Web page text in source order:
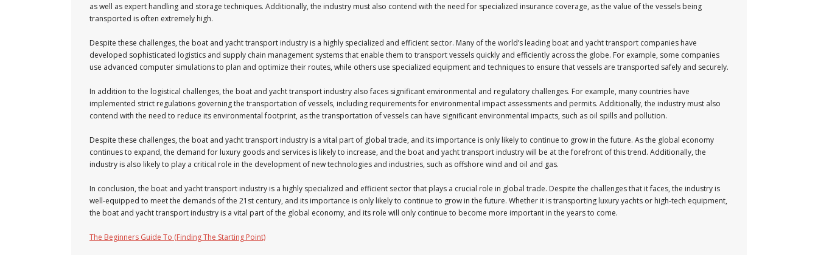
as well as expert handling and storage techniques. Additionally, the industry must also contend with the need for specialized insurance coverage, as the value of the vessels being
transported is often extremely high.
Despite these challenges, the boat and yacht transport industry is a highly specialized and efficient sector. Many of the world’s leading boat and yacht transport companies have
developed sophisticated logistics and supply chain management systems that enable them to transport vessels quickly and efficiently across the globe. For example, some companies
use advanced computer simulations to plan and optimize their routes, while others use specialized equipment and techniques to ensure that vessels are transported safely and securely.
In addition to the logistical challenges, the boat and yacht transport industry also faces significant environmental and regulatory challenges. For example, many countries have
implemented strict regulations governing the transportation of vessels, including requirements for environmental impact assessments and permits. Additionally, the industry must also
contend with the need to reduce its environmental footprint, as the transportation of vessels can have significant environmental impacts, such as oil spills and pollution.
Despite these challenges, the boat and yacht transport industry is a vital part of global trade, and its importance is only likely to continue to grow in the future. As the global economy
continues to expand, the demand for luxury goods and services is likely to increase, and the boat and yacht transport industry will be at the forefront of this trend. Additionally, the
industry is also likely to play a critical role in the development of new technologies and industries, such as offshore wind and oil and gas.
In conclusion, the boat and yacht transport industry is a highly specialized and efficient sector that plays a crucial role in global trade. Despite the challenges that it faces, the industry is
well-equipped to meet the demands of the 21st century, and its importance is only likely to continue to grow in the future. Whether it is transporting luxury yachts or high-tech equipment,
the boat and yacht transport industry is a vital part of the global economy, and its role will only continue to become more important in the years to come.
The Beginners Guide To (Finding The Starting Point)